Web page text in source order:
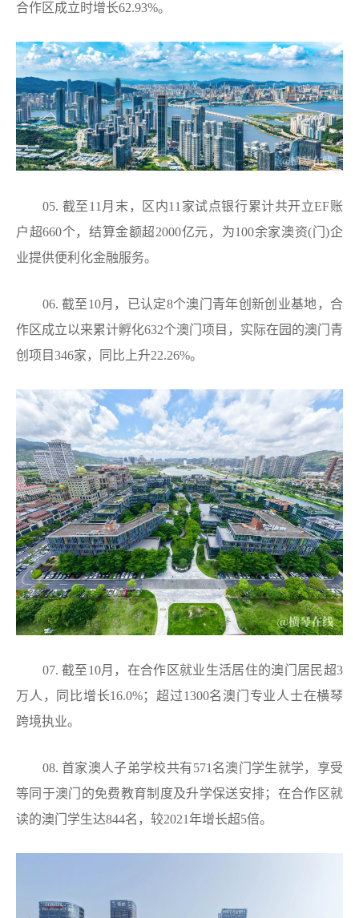
合作区成立时增长62.93%。
05. 截至11月末，区内11家试点银行累计共开立EF账
户超660个，结算金额超2000亿元，为100余家澳资(门)企
业提供便利化金融服务。
06. 截至10月，已认定8个澳门青年创新创业基地，合
作区成立以来累计孵化632个澳门项目，实际在园的澳门青
创项目346家，同比上升22.26%。
07. 截至10月，在合作区就业生活居住的澳门居民超3
万人，同比增长16.0%；超过1300名澳门专业人士在横琴
跨境执业。
08. 首家澳人子弟学校共有571名澳门学生就学，享受
等同于澳门的免费教育制度及升学保送安排；在合作区就
读的澳门学生达844名，较2021年增长超5倍。